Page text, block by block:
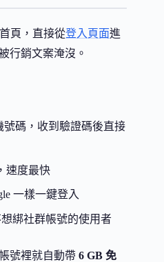
頁，直接從登入頁面進
行銷文案淹沒。
號碼，收到驗證碼後直接
速度最快
一樣一鍵登入
想綁社群帳號的使用者
號裡就自動帶 6 GB 免